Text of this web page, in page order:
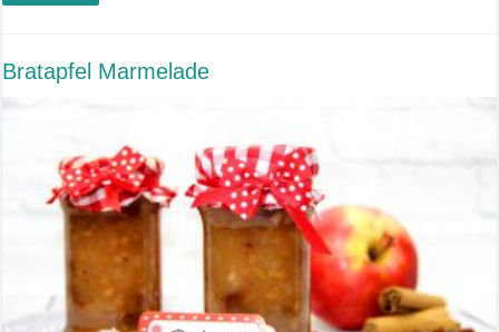
Bratapfel Marmelade